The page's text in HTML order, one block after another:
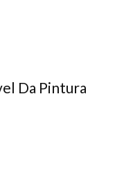
Da Pintura